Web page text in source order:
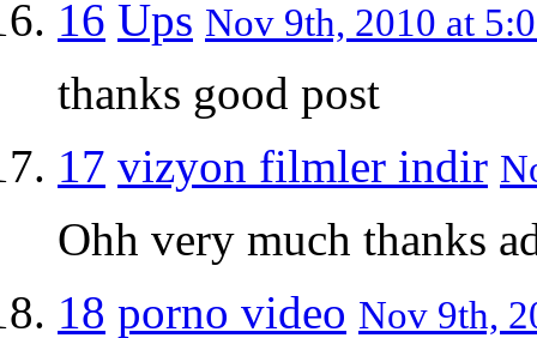
16 Ups Nov 9th, 2010 at
thanks good post
17 vizyon filmler indir
Ohh very much thanks
18 porno video Nov 9th,